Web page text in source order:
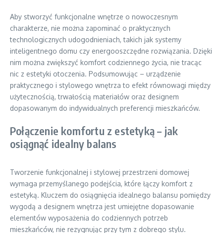
Aby stworzyć funkcjonalne wnętrze o nowoczesnym
charakterze, nie można zapominać o praktycznych
technologicznych udogodnieniach, takich jak systemy
inteligentnego domu czy energooszczędne rozwiązania. Dzięki
nim można zwiększyć komfort codziennego życia, nie tracąc
nic z estetyki otoczenia. Podsumowując – urządzenie
praktycznego i stylowego wnętrza to efekt równowagi między
użytecznością, trwałością materiałów oraz designem
dopasowanym do indywidualnych preferencji mieszkańców.
Połączenie komfortu z estetyką – jak
osiągnąć idealny balans
Tworzenie funkcjonalnej i stylowej przestrzeni domowej
wymaga przemyślanego podejścia, które łączy komfort z
estetyką. Kluczem do osiągnięcia idealnego balansu pomiędzy
wygodą a designem wnętrza jest umiejętne dopasowanie
elementów wyposażenia do codziennych potrzeb
mieszkańców, nie rezygnując przy tym z dobrego stylu.